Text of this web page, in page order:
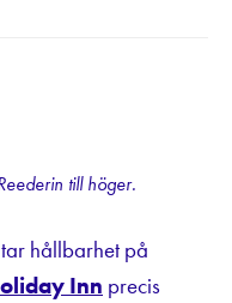
till höger.
hållbarhet på
Inn precis